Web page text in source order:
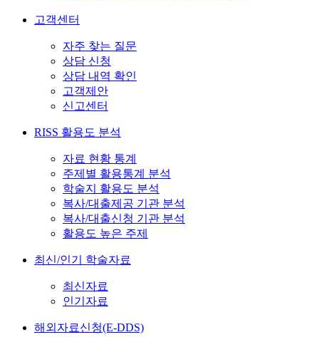
고객센터
자주 찾는 질문
상담 신청
상담 내역 확인
고객제안
신고센터
RISS 활용도 분석
자료 현황 통계
주제별 활용통계 분석
학술지 활용도 분석
복사/대출제공 기관 분석
복사/대출신청 기관 분석
활용도 높은 주제
최신/인기 학술자료
최신자료
인기자료
해외자료신청(E-DDS)